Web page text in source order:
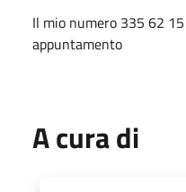
Il mio numero 335 62
appuntamento
A cura di